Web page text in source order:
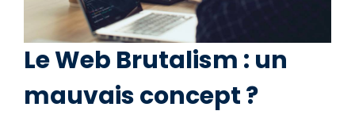
Le Web Brutalism : un
mauvais concept ?